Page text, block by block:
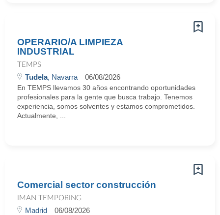
OPERARIO/A LIMPIEZA
INDUSTRIAL
TEMPS
Tudela, Navarra 06/08/2026
En TEMPS llevamos 30 años encontrando oportunidades
profesionales para la gente que busca trabajo. Tenemos
experiencia, somos solventes y estamos comprometidos.
Actualmente, ...
Comercial sector construcción
IMAN TEMPORING
Madrid 06/08/2026